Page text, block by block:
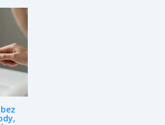
nejeffektivnější a nejpohodlnější.